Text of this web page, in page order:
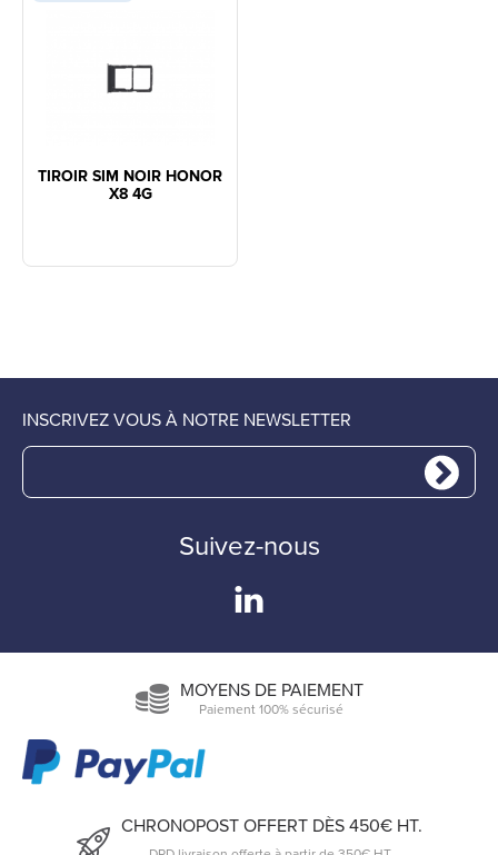
TIROIR SIM NOIR HONOR
X8 4G
INSCRIVEZ VOUS À NOTRE NEWSLETTER
Suivez-nous
MOYENS DE PAIEMENT
Paiement 100% sécurisé
CHRONOPOST OFFERT DÈS 450€ HT.